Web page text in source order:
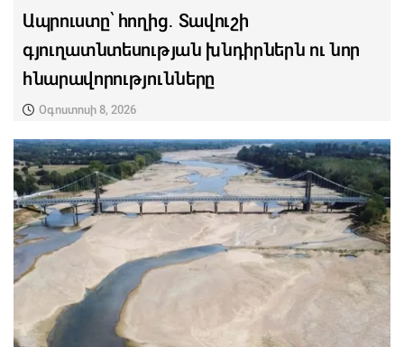
Ապրուստը՝ հողից․ Տավուշի
գյուղատնտեսության խնդիրներն ու նոր
հնարավորությունները
Օգոստոսի 8, 2026